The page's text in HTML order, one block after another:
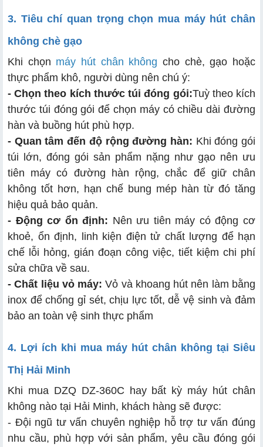
3. Tiêu chí quan trọng chọn mua máy hút chân
không chè gạo
Khi chọn máy hút chân không cho chè, gạo hoặc
thực phẩm khô, người dùng nên chú ý:
- Chọn theo kích thước túi đóng gói:Tuỳ theo kích
thước túi đóng gói để chọn máy có chiều dài đường
hàn và buồng hút phù hợp.
- Quan tâm đến độ rộng đường hàn: Khi đóng gói
túi lớn, đóng gói sản phẩm nặng như gạo nên ưu
tiên máy có đường hàn rộng, chắc để giữ chân
không tốt hơn, hạn chế bung mép hàn từ đó tăng
hiệu quả bảo quản.
- Động cơ ổn định: Nên ưu tiên máy có động cơ
khoẻ, ổn định, linh kiện điện tử chất lượng để hạn
chế lỗi hỏng, gián đoạn công việc, tiết kiệm chi phí
sửa chữa về sau.
- Chất liệu vỏ máy: Vỏ và khoang hút nên làm bằng
inox để chống gỉ sét, chịu lực tốt, dễ vệ sinh và đảm
bảo an toàn vệ sinh thực phẩm
4. Lợi ích khi mua máy hút chân không tại Siêu
Thị Hải Minh
Khi mua DZQ DZ-360C hay bất kỳ máy hút chân
không nào tại Hải Minh, khách hàng sẽ được:
- Đội ngũ tư vấn chuyên nghiệp hỗ trợ tư vấn đúng
nhu cầu, phù hợp với sản phẩm, yêu cầu đóng gói